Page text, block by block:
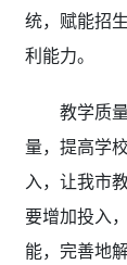
统，赋能招
利能力。
教学质
量，提高学
入，让我市
要增加投入
能，完善地